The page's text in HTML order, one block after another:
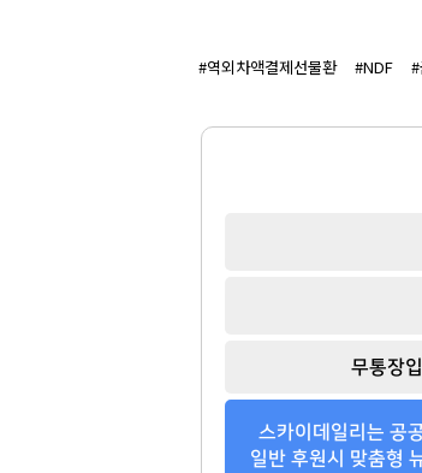
#역외차액결제선물환 #NDF #
무통장
스카이데일리는 공
일반 후원시 맞춤형